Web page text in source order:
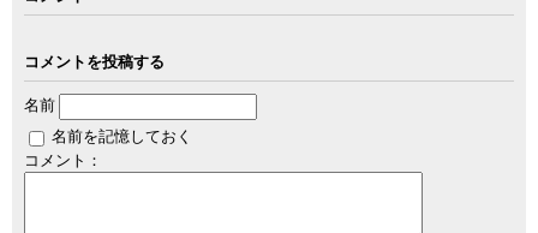
コメントを投稿する
名前
名前を記憶しておく
コメント：